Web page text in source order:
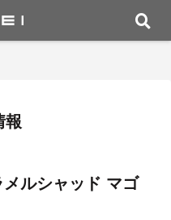
報
メルシャッド マゴ